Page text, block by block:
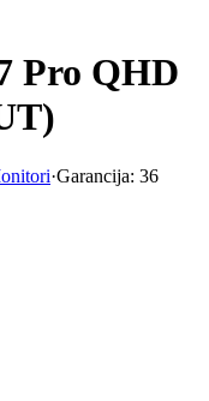
Pro QHD
·Garancija: 36